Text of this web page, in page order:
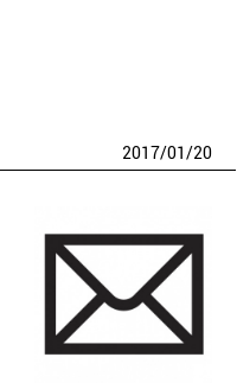
2017/01/20